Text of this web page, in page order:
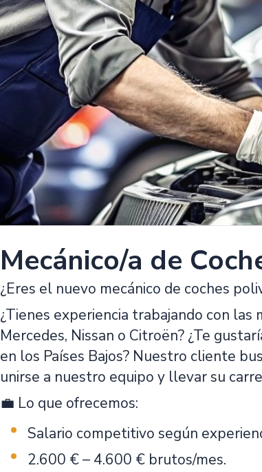
Mecánico/a de
¿Eres el nuevo mecánico de coches
¿Tienes experiencia trabajando con
Mercedes, Nissan o Citroën? ¿Te
en los Países Bajos? Nuestro cliente
unirse a nuestro equipo y llevar su
💼 Lo que ofrecemos:
Salario competitivo según
2.600 € – 4.600 € brutos/mes.